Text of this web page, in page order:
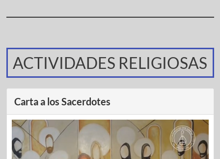
ACTIVIDADES RELIGIOSAS
Carta a los Sacerdotes